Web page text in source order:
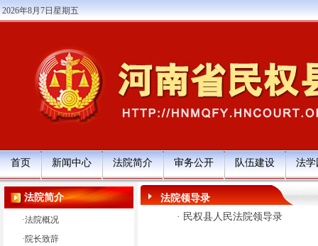
2026年8月7日星期五
首页 新闻中心 法院简介 审务公开 队伍建设 法学
法院简介
·法院概况
·院长致辞
法院领导录
· 民权县人民法院领导录